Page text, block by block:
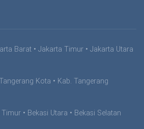
Barat • Jakarta Timur • Jakarta Utara
Kota • Kab. Tangerang
• Bekasi Utara • Bekasi Selatan